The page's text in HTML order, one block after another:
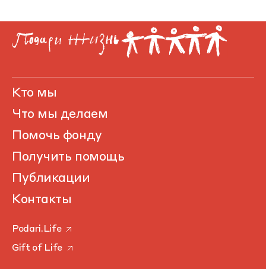
Кто мы
Что мы делаем
Помочь фонду
Получить помощь
Публикации
Контакты
Podari.Life
Gift of Life